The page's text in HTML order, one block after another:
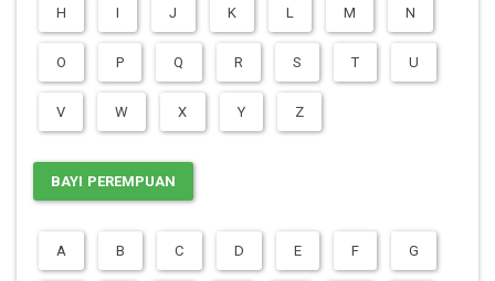
H I J K L M N
O P Q R S T U
V W X Y Z
BAYI PEREMPUAN
A B C D E F G